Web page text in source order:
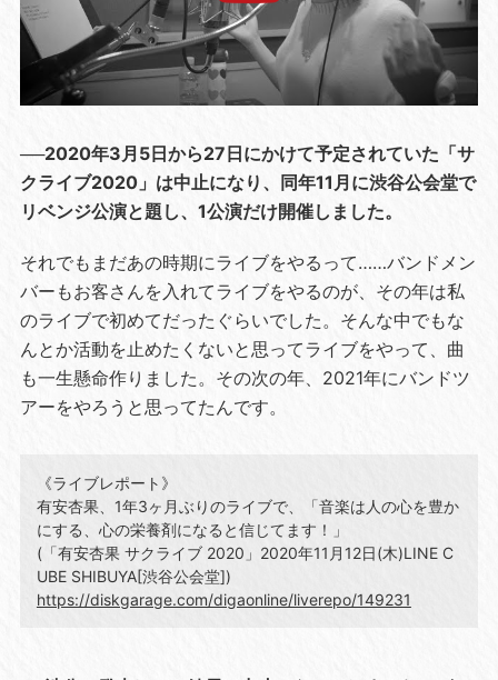
──2020年3月5日から27日にかけて予定されていた「サ
クライブ2020」は中止になり、同年11月に渋谷公会堂で
リベンジ公演と題し、1公演だけ開催しました。
それでもまだあの時期にライブをやるって……バンドメン
バーもお客さんを入れてライブをやるのが、その年は私
のライブで初めてだったぐらいでした。そんな中でもな
んとか活動を止めたくないと思ってライブをやって、曲
も一生懸命作りました。その次の年、2021年にバンドツ
アーをやろうと思ってたんです。
《ライブレポート》
有安杏果、1年3ヶ月ぶりのライブで、「音楽は人の心を豊か
にする、心の栄養剤になると信じてます！」
(「有安杏果 サクライブ 2020」2020年11月12日(木)LINE C
UBE SHIBUYA[渋谷公会堂])
https://diskgarage.com/digaonline/liverepo/149231